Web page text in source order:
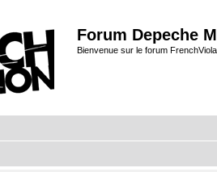
Forum Depeche
Bienvenue sur le forum